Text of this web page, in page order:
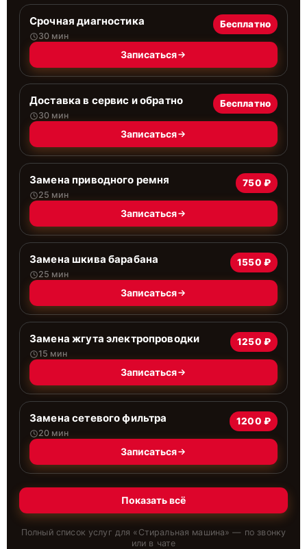
Срочная диагностика
30 мин
Бесплатно
Записаться
Доставка в сервис и обратно
30 мин
Бесплатно
Записаться
Замена приводного ремня
25 мин
750 ₽
Записаться
Замена шкива барабана
25 мин
1550 ₽
Записаться
Замена жгута электропроводки
15 мин
1250 ₽
Записаться
Замена сетевого фильтра
20 мин
1200 ₽
Записаться
Показать всё
Полный список услуг для « Стиральная машина» — по звонку
или в чате